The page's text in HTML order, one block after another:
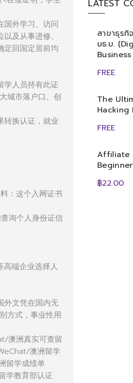
国外学习、访问
及从事进修、
定回国定居前均
学人员持有此证
城市落户口、创
转换认证，就业
：这个入网证书
询个人身份证信
端企业选择人
外文凭在国内无
方式，事业性用
澳洲真实可查留
澳洲留学
留学成绩单
学教育部认证
LATEST
สาขาธุรกิ
บธ.บ.
FREE
The
Hacking
FREE
Affiliate
฿22.00